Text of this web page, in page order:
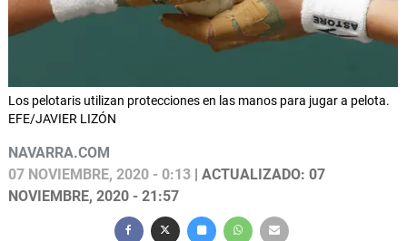
Los pelotaris utilizan protecciones en las manos para jugar a pelota.
EFE/JAVIER LIZÓN
NAVARRA.COM
07 NOVIEMBRE, 2020 - 0:13 | ACTUALIZADO: 07
NOVIEMBRE, 2020 - 21:57